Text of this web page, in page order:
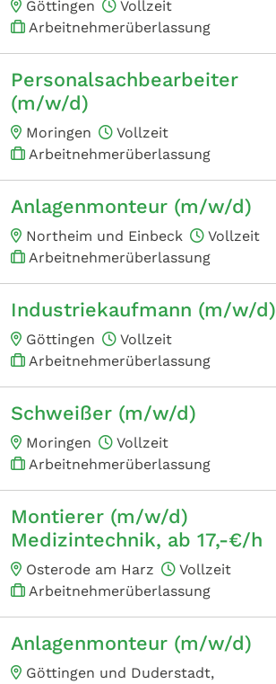
Göttingen
Vollzeit
Arbeitnehmerüberlassung
Personalsachbearbeiter
(m/w/d)
Moringen
Vollzeit
Arbeitnehmerüberlassung
Anlagenmonteur (m/w/d)
Northeim und Einbeck
Vollzeit
Arbeitnehmerüberlassung
Industriekaufmann (m/w/d)
Göttingen
Vollzeit
Arbeitnehmerüberlassung
Schweißer (m/w/d)
Moringen
Vollzeit
Arbeitnehmerüberlassung
Montierer (m/w/d)
Medizintechnik, ab 17,-€/h
Osterode am Harz
Vollzeit
Arbeitnehmerüberlassung
Anlagenmonteur (m/w/d)
Göttingen und Duderstadt,